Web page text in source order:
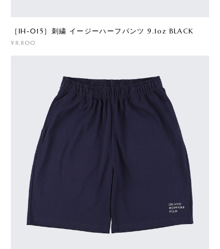
［IH-015］刺繍 イージーハーフパンツ 9.1oz BLACK
¥8,800